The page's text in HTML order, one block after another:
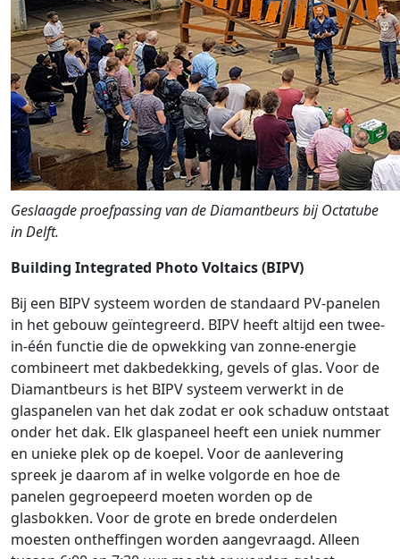
Geslaagde proefpassing van de Diamantbeurs bij Octatube
in Delft.
Building Integrated Photo Voltaics (BIPV)
Bij een BIPV systeem worden de standaard PV-panelen
in het gebouw geïntegreerd. BIPV heeft altijd een twee-
in-één functie die de opwekking van zonne-energie
combineert met dakbedekking, gevels of glas. Voor de
Diamantbeurs is het BIPV systeem verwerkt in de
glaspanelen van het dak zodat er ook schaduw ontstaat
onder het dak. Elk glaspaneel heeft een uniek nummer
en unieke plek op de koepel. Voor de aanlevering
spreek je daarom af in welke volgorde en hoe de
panelen gegroepeerd moeten worden op de
glasbokken. Voor de grote en brede onderdelen
moesten ontheffingen worden aangevraagd. Alleen